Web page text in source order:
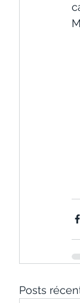
Posts